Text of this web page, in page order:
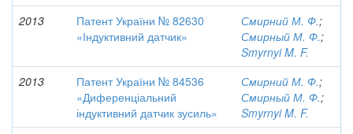
2013
Патент України № 82630
«Індуктивний датчик»
Смирний М. Ф.;
Смирный М. Ф.;
Smyrnyi M. F.
2013
Патент України № 84536
«Диференціальний
індуктивний датчик зусиль»
Смирний М. Ф.;
Смирный М. Ф.;
Smyrnyi M. F.